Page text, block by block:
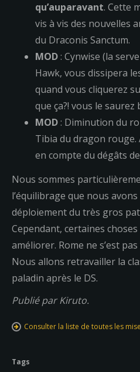
qu’auparavant. Cette
vis à vis des nouvelles
du Draconis Sanctum.
MOD: Cynwise (la
Hawk, vous dissipera
quand vous cliquerez
que ça?! vous le saurez
MOD: Diminution du
Tibia du dragon
en compte du dégâts
Nous sommes
l’équilibrage que nous
déploiement du très gros
Cependant, certaines
améliorer. Rome ne s’est
Nous allons retravailler la
paladin après le DS.
Publié par Kiruto.
Consulter la liste de toutes les
Tags